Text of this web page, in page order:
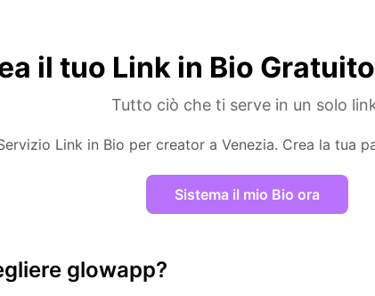
il tuo Link in Bio
Tutto ciò che ti serve in un solo
Link in Bio per creator a Venezia. Crea la tua
Sistema il mio Bio ora
glowapp?